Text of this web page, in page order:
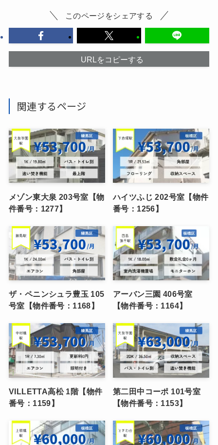
このページをシェアする
URLをコピーする
関連するページ
メゾン東大泉 203号室【物
件番号：1277】
ハイツふじ 202号室【物件
番号：1256】
ザ・ペニンシュラ豊玉 105
号室【物件番号：1168】
アーバン三園 406号室
【物件番号：1164】
VILLETTA高松 1階【物件
番号：1159】
第二田中コーポ 101号室
【物件番号：1153】